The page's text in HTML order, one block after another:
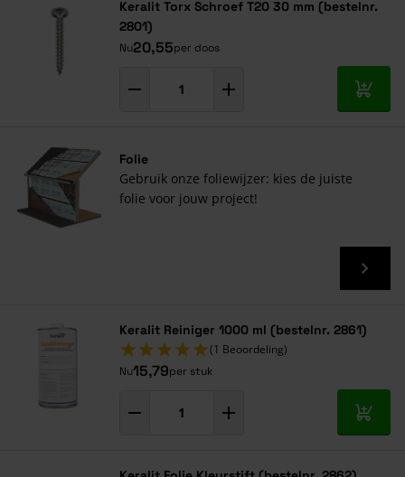
Keralit Torx Schroef T20 30 mm (bestelnr.
2801)
Nu20,55per doos
In
Folie
Gebruik onze foliewijzer: kies de juiste
folie voor jouw project!
Keralit Reiniger 1000 ml (bestelnr. 2861)
(1 Beoordeling)
Nu15,79per stuk
In